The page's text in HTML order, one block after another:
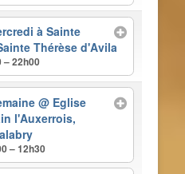
à Sainte
Thérèse d'Avila
– 22h00
@ Eglise
l'Auxerrois,
– 12h30